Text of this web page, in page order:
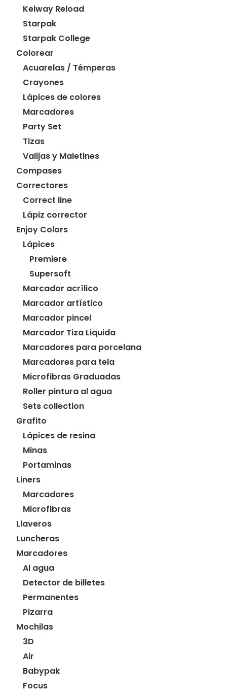
Keiway Reload
Starpak
Starpak College
Colorear
Acuarelas / Témperas
Crayones
Lápices de colores
Marcadores
Party Set
Tizas
Valijas y Maletines
Compases
Correctores
Correct line
Lápiz corrector
Enjoy Colors
Lápices
Premiere
Supersoft
Marcador acrílico
Marcador artístico
Marcador pincel
Marcador Tiza Liquida
Marcadores para porcelana
Marcadores para tela
Microfibras Graduadas
Roller pintura al agua
Sets collection
Grafito
Lápices de resina
Minas
Portaminas
Liners
Marcadores
Microfibras
Llaveros
Luncheras
Marcadores
Al agua
Detector de billetes
Permanentes
Pizarra
Mochilas
3D
Air
Babypak
Focus